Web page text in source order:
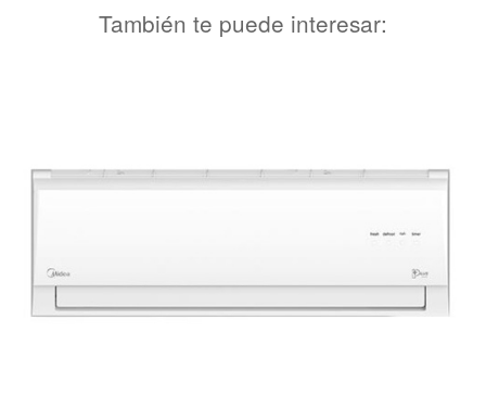
También te puede interesar: